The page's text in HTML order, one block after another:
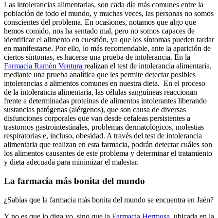
Las intolerancias alimentarias, son cada día más comunes entre la
población de todo el mundo, y muchas veces, las personas no somos
conscientes del problema. En ocasiones, notamos que algo que
hemos comido, nos ha sentado mal, pero no somos capaces de
identificar el alimento en cuestión, ya que los síntomas pueden tardar
en manifestarse. Por ello, lo más recomendable, ante la aparición de
ciertos síntomas, es hacerse una prueba de intolerancia. En la
Farmacia Ramón Ventura realizan el test de intolerancia alimentaria,
mediante una prueba analítica que les permite detectar posibles
intolerancias a alimentos comunes en nuestra dieta. En el proceso
de la intolerancia alimentaria, las células sanguíneas reaccionan
frente a determinadas proteínas de alimentos intolerantes liberando
sustancias patógenas (alérgenos), que son causa de diversas
disfunciones corporales que van desde cefaleas persistentes a
trastornos gastrointestinales, problemas dermatológicos, molestias
respiratorias e, incluso, obesidad. A través del test de intolerancia
alimentaria que realizan en esta farmacia, podrán detectar cuáles son
los alimentos causantes de este problema y determinar el tratamiento
y dieta adecuada para minimizar el malestar.
La farmacia más bonita del mundo
¿Sabías que la farmacia más bonita del mundo se encuentra en Jaén?
Y no es que lo diga yo, sino que la Farmacia Hermosa, ubicada en la